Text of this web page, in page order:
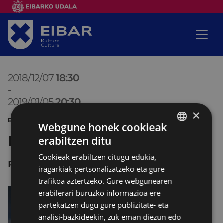
2018/12/0718:30
-
2019/01/0520:30
ERAKUSKETA ARGAZKILARITZA
Paisaia
PORTALEA
×
Webgune honek cookieak
erabiltzen ditu
Cookieak erabiltzen ditugu edukia,
iragarkiak pertsonalizatzeko eta gure
trafikoa aztertzeko. Gure webgunearen
erabilerari buruzko informazioa ere
partekatzen dugu gure publizitate- eta
analisi-bazkideekin, zuk eman diezun edo